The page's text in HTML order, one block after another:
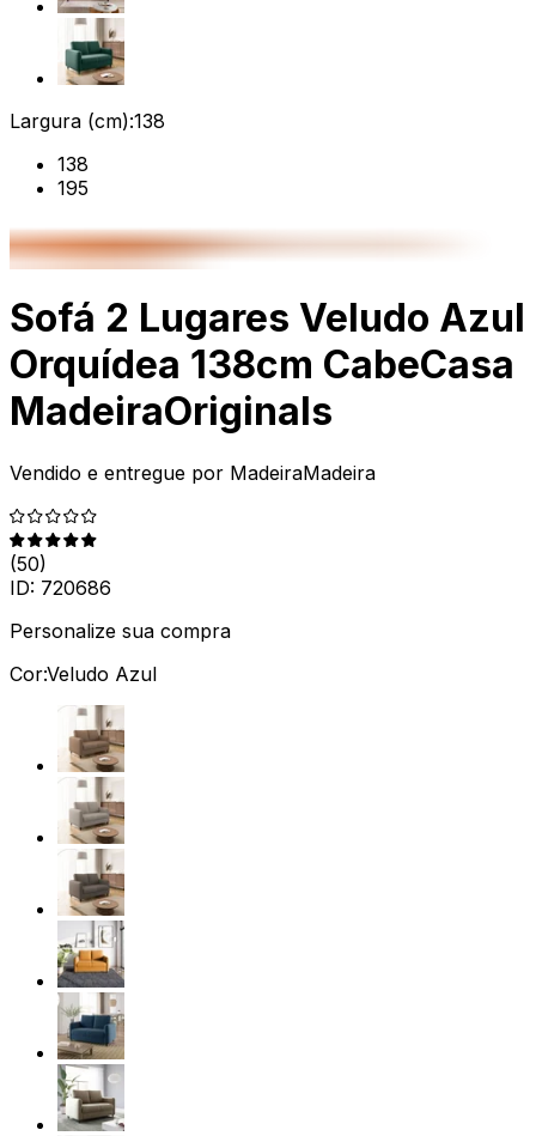
Largura (cm):138
138
195
Sofá 2 Lugares Veludo Azul
Orquídea 138cm CabeCasa
MadeiraOriginals
Vendido e entregue por MadeiraMadeira
(50)
ID: 720686
Personalize sua compra
Cor:Veludo Azul